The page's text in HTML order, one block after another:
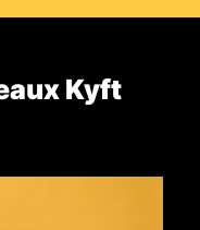
Kyft​